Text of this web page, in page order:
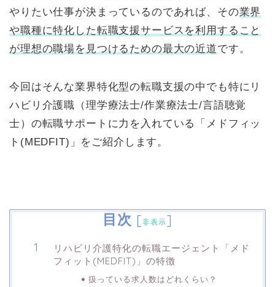
やりたい仕事が決まっているのであれば、その業界
や職種に特化した転職支援サービスを利用すること
が理想の職場を見つけるための最大の近道です。
今回はそんな業界特化型の転職支援の中でも特にリ
ハビリ介護職（理学療法士/作業療法士/言語聴覚
士）の転職サポートに力を入れている「メドフィッ
ト(MEDFIT)」をご紹介します。
目次 [非表示]
リハビリ介護特化の転職エージェント「メド
フィット(MEDFIT)」の特徴
扱っている求人数はどれくらい？